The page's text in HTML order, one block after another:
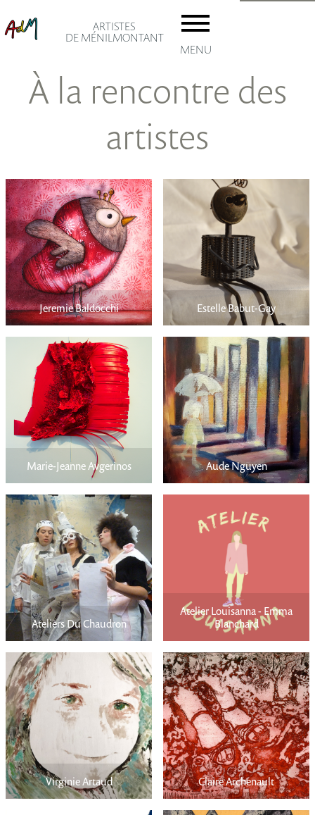
ARTISTES
DE MÉNILMONTANT
MENU
Adhésion
Les
artistes
ménil8
Modèles
vivants
presse
partenaires
Portes
Ouvertes
2026
connexion
À la rencontre des
artistes
Jeremie Baldocchi Estelle Babut-Gay
Marie-Jeanne Avgerinos Aude Nguyen
Ateliers Du Chaudron
Atelier Louisanna - Emma
Blanchard
Virginie Artaud Claire Archenault